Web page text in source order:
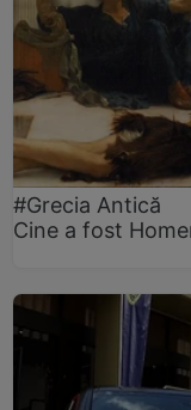
#Grecia Antică
Cine a fost